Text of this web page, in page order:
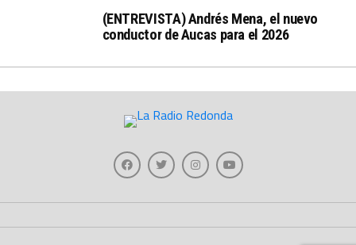
(ENTREVISTA) Andrés Mena, el nuevo
conductor de Aucas para el 2026